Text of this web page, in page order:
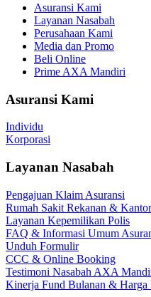
Asuransi Kami
Layanan Nasabah
Perusahaan Kami
Media dan Promo
Beli Online
Prime AXA Mandiri
Asuransi Kami
Individu
Korporasi
Layanan Nasabah
Pengajuan Klaim Asuransi
Rumah Sakit Rekanan &
Layanan Kepemilikan Polis
FAQ & Informasi Umum
Unduh Formulir
CCC & Online Booking
Testimoni Nasabah AXA
Kinerja Fund Bulanan & Harga